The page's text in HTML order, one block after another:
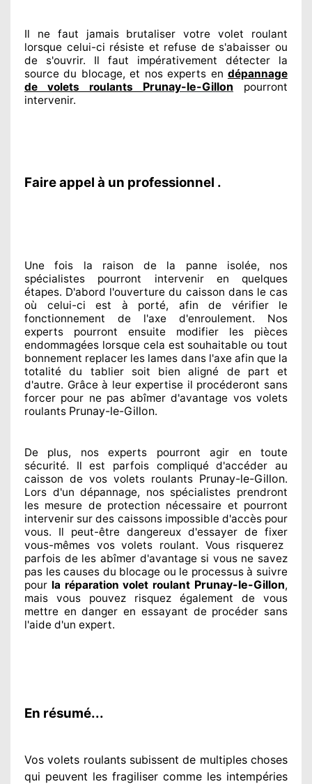
Il ne faut jamais brutaliser votre volet roulant
lorsque celui-ci résiste et refuse de s'abaisser ou
de s'ouvrir. Il faut impérativement détecter la
source du blocage, et nos experts endépannage
de volets roulants Prunay-le-Gillon
pourront
intervenir.
Faire appel à un professionnel .
Une fois la raison de la panne isolée, nos
spécialistes pourront intervenir en quelques
étapes. D'abord l'ouverture du caisson dans le cas
où celui-ci est à porté, afin de vérifier le
fonctionnement de l'axe d'enroulement. Nos
experts pourront ensuite modifier les pièces
endommagées lorsque cela est souhaitable ou tout
bonnement replacer les lames dans l'axe afin que la
totalité du tablier soit bien aligné de part et
d'autre. Grâce à leur expertise il procéderont sans
forcer pour ne pas abîmerd'avantage vos volets
roulants Prunay-le-Gillon.
De plus, nos experts pourront agir en toute
sécurité. Il est parfois compliquéd'accéder au
caisson de vos volets roulants Prunay-le-Gillon.
Lors d'un dépannage, nos spécialistes prendront
les mesure de protection nécessaire et pourront
intervenir sur des caissons impossible d'accès pour
vous. Il peut-être dangereux d'essayer de fixer
vous-mêmes vos volets roulant. Vous risquerez
parfois de les abîmerd'avantage si vous ne savez
pas les causes du blocage ou le processus à suivre
pour la réparation volet roulant Prunay-le-Gillon,
mais vous pouvez risquez également de vous
mettre en danger en essayant de procéder sans
l'aide d'un expert.
En résumé...
Vos volets roulants subissent de multipleschoses
qui peuvent les fragiliser comme les intempéries